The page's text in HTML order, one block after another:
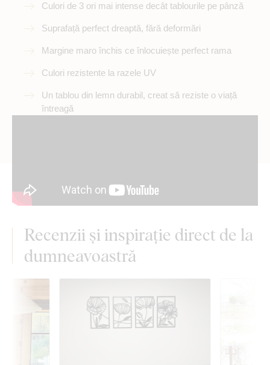
Culori de 3 ori mai intense decât tablourile pe pânză
Suprafață perfect dreaptă, fără deformări
Margine maro închis ce înlocuiește perfect rama
Culori rezistente la razele UV
Un tablou din lemn durabil, creat să reziste o viață
întreagă
Recenzii și inspirație direct de la
dumneavoastră